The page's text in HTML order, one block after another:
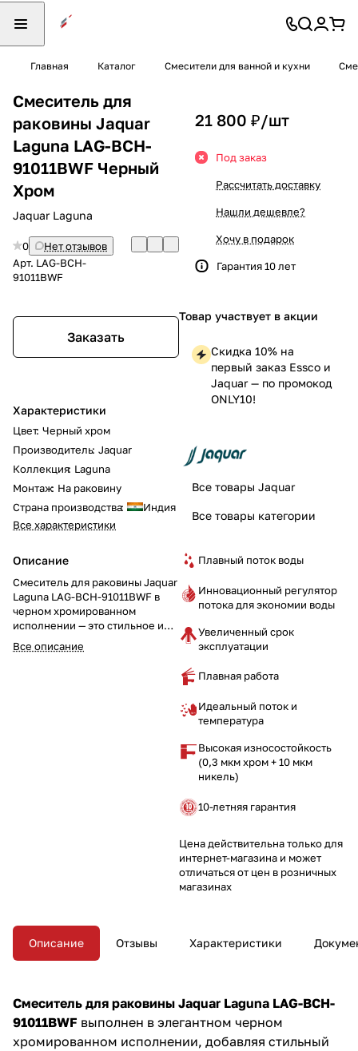
Главная Каталог Смесители для ванной и кухни
Смеситель для
раковины Jaquar
Laguna LAG-BCH-
91011BWF Черный
Хром
Jaquar Laguna
0
Нет отзывов
Арт. LAG-BCH-
91011BWF
Заказать
Характеристики
Цвет: Черный хром
Производитель: Jaquar
Коллекция: Laguna
Монтаж: На раковину
Страна производства:
Индия
Все характеристики
Описание
Смеситель для раковины Jaquar
Laguna LAG-BCH-91011BWF в
черном хромированном
исполнении — это стильное и
современное решение для
вашей ванной комнаты.
Все описание
21 800 ₽/шт
Под заказ
Рассчитать доставку
Нашли дешевле?
Хочу в подарок
Гарантия 10 лет
Товар участвует в акции
Скидка 10% на
первый заказ Essco и
Jaquar — по промокод
ONLY10!
Все товары Jaquar
Все товары категории
Плавный поток воды
Инновационный регулятор
потока для экономии воды
Увеличенный срок
эксплуатации
Плавная работа
Идеальный поток и
температура
Высокая износостойкость
(0,3 мкм хром + 10 мкм
никель)
10-летняя гарантия
Цена действительна только для
интернет-магазина и может
отличаться от цен в розничных
магазинах
Описание Отзывы Характеристики
Смеситель для раковины Jaquar Laguna LAG-BCH-
91011BWF выполнен в элегантном черном
хромированном исполнении, добавляя стильный